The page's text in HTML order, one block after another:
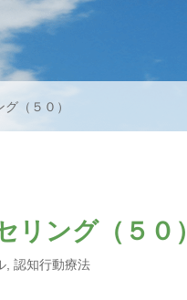
（５０）
ング（５０）
認知行動療法